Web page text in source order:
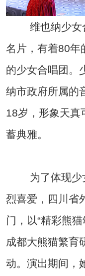
维也纳少女合
名片，有着80年
的少女合唱团。
纳市政府所属的
18岁，形象天真
蓄典雅。
为了体现少女
烈喜爱，四川省
门，以“精彩熊
成都大熊猫繁育
动。演出期间，